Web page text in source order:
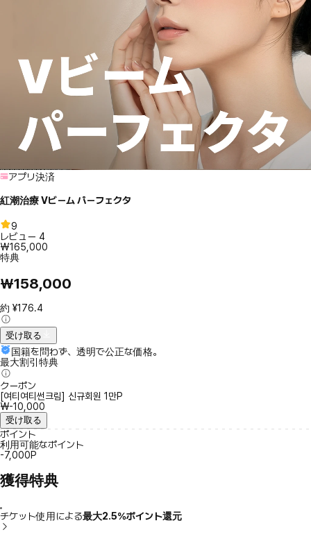
アプリ決済
紅潮治療 Vビーム パーフェクタ
9
レビュー 4
₩165,000
特典
₩158,000
約 ¥176.4
受け取る
国籍を問わず、透明で公正な価格。
最大割引特典
クーポン
[여티여티썬크림] 신규회원 1만P
₩-10,000
受け取る
ポイント
利用可能なポイント
-7,000P
獲得特典
チケット使用による最大2.5％ポイント還元